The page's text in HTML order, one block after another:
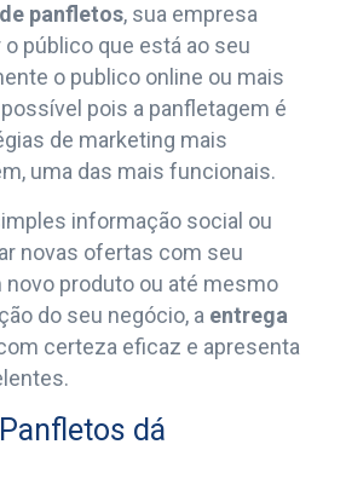
panfletos, sua empresa
público que está ao seu
o publico online ou mais
pois a panfletagem é
de marketing mais
uma das mais funcionais.
informação social ou
novas ofertas com seu
novo produto ou até mesmo
do seu negócio, a entrega
certeza eficaz e apresenta
dá